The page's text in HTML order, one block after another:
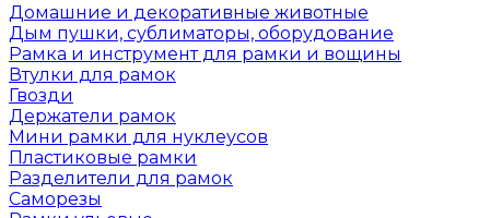
Домашние и декоративные животные
Дым пушки, сублиматоры, оборудование
Рамка и инструмент для рамки и вощины
Втулки для рамок
Гвозди
Держатели рамок
Мини рамки для нуклеусов
Пластиковые рамки
Разделители для рамок
Саморезы